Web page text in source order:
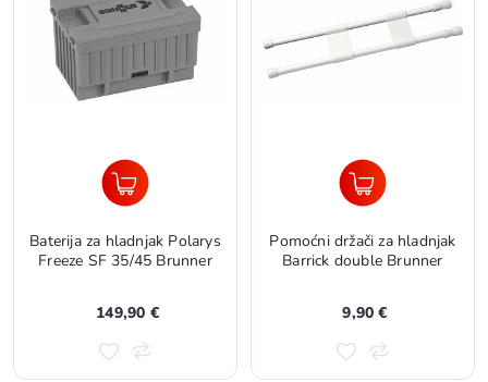
Baterija za hladnjak Polarys
Freeze SF 35/45 Brunner
149,90 €
Pomoćni držači za hladnjak
Barrick double Brunner
9,90 €